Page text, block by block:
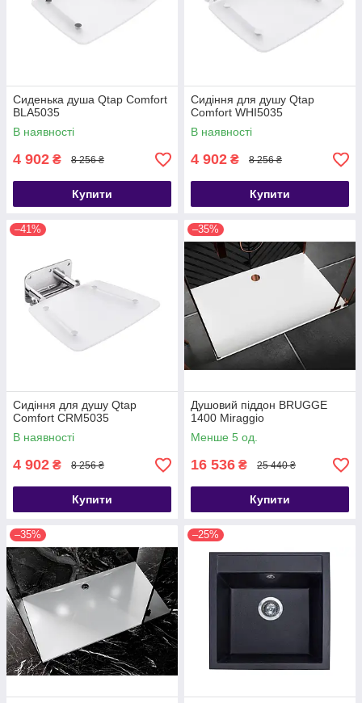
Сиденька душа Qtap Comfort
BLA5035
В наявності
4 902 ₴ 8 256 ₴
Купити
Сидіння для душу Qtap
Comfort WHI5035
В наявності
4 902 ₴ 8 256 ₴
Купити
–41%
Сидіння для душу Qtap
Comfort CRM5035
В наявності
4 902 ₴ 8 256 ₴
Купити
–35%
Душовий піддон BRUGGE
1400 Miraggio
Менше 5 од.
16 536 ₴ 25 440 ₴
Купити
–35% –25%